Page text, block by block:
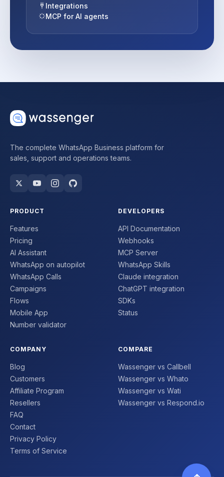
Integrations
MCP for AI agents
The complete WhatsApp Business platform for
sales, support and operations teams.
PRODUCT
Features
Pricing
AI Assistant
WhatsApp on autopilot
WhatsApp Calls
Campaigns
Flows
Mobile App
Number validator
DEVELOPERS
API Documentation
Webhooks
MCP Server
WhatsApp Skills
Claude integration
ChatGPT integration
SDKs
Status
COMPANY
Blog
Customers
Affiliate Program
Resellers
FAQ
Contact
Privacy Policy
Terms of Service
COMPARE
Wassenger vs Callbell
Wassenger vs Whato
Wassenger vs Wati
Wassenger vs Respond.io